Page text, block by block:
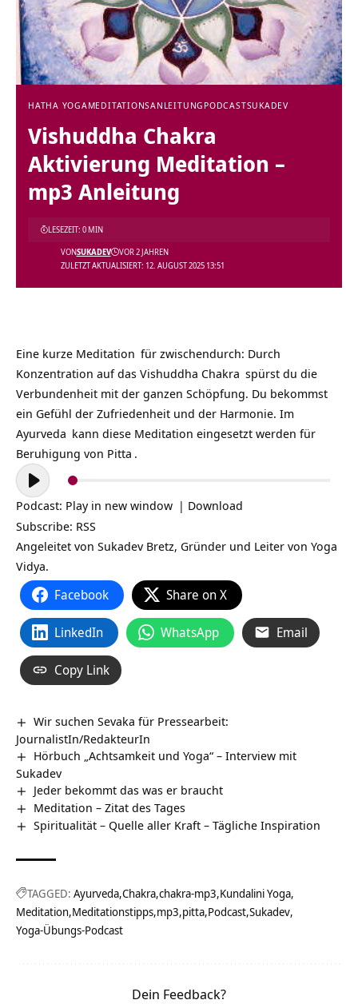
HATHA YOGAMEDITATIONSANLEITUNG PODCASTSUKADEV
Vishuddha Chakra
Aktivierung Meditation –
mp3 Anleitung
ZULETZT AKTUALISIERT: 12. AUGUST 2025 13:51
VONSUKADEV VOR 2 JAHREN
LESEZEIT: 0 MIN
Eine kurze Meditation für zwischendurch: Durch
Konzentration auf das Vishuddha Chakra spürst du die
Verbundenheit mit der ganzen Schöpfung. Du bekommst
ein Gefühl der Zufriedenheit und der Harmonie. Im
Ayurveda kann diese Meditation eingesetzt werden für
Beruhigung von Pitta .
Audio-
Player
Podcast: Play in new window | Download
Subscribe: RSS
Angeleitet von Sukadev Bretz, Gründer und Leiter von Yoga
Vidya.
Facebook Share on X
LinkedIn WhatsApp Email
Copy Link
Wir suchen Sevaka für Pressearbeit:
JournalistIn/RedakteurIn
Hörbuch „Achtsamkeit und Yoga“ – Interview mit
Sukadev
Jeder bekommt das was er braucht
Meditation – Zitat des Tages
Spiritualität – Quelle aller Kraft – Tägliche Inspiration
TAGGED: Ayurveda Chakra chakra-mp3 Kundalini Yoga
Meditation Meditationstipps mp3 pitta Podcast Sukadev
Yoga-Übungs-Podcast
Dein Feedback?